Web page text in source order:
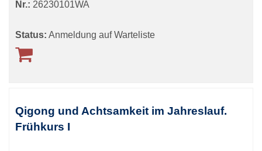
Nr.: 26230101WA
Status: Anmeldung auf Warteliste
Qigong und Achtsamkeit im Jahreslauf.
Frühkurs I